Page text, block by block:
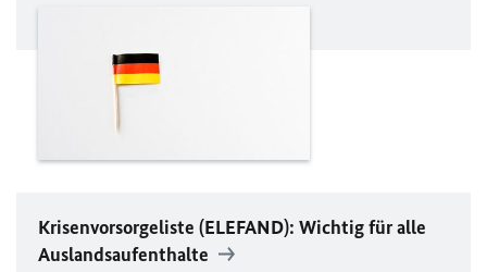
Krisenvorsorgeliste (ELEFAND): Wichtig für alle
Auslandsaufenthalte